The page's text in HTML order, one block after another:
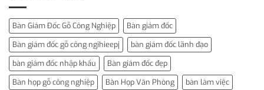
Bàn Giám Đốc Gỗ Công Nghiệp
Bàn giám đốc
Bàn giám đốc gỗ công ngihieepj
bàn giám đốc lãnh đạo
bàn giám đốc nhập khẩu
Bàn giám đốc đẹp
Bàn họp gỗ công nghiệp
Bàn Họp Văn Phòng
bàn làm việc